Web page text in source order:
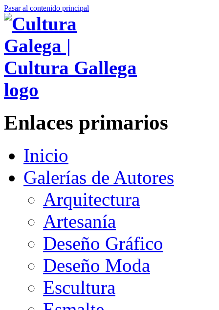
Pasar al contenido principal
Enlaces primarios
Inicio
Galerías de Autores
Arquitectura
Artesanía
Deseño Gráfico
Deseño Moda
Escultura